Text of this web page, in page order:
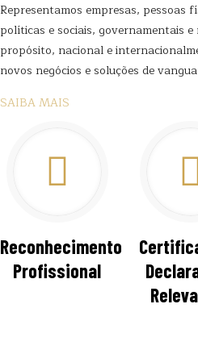
Representamos empresas, pessoas
políticas e sociais, governamentais
propósito, nacional e
novos negócios e soluções de
SAIBA MAIS
Reconhecimento
Profissional